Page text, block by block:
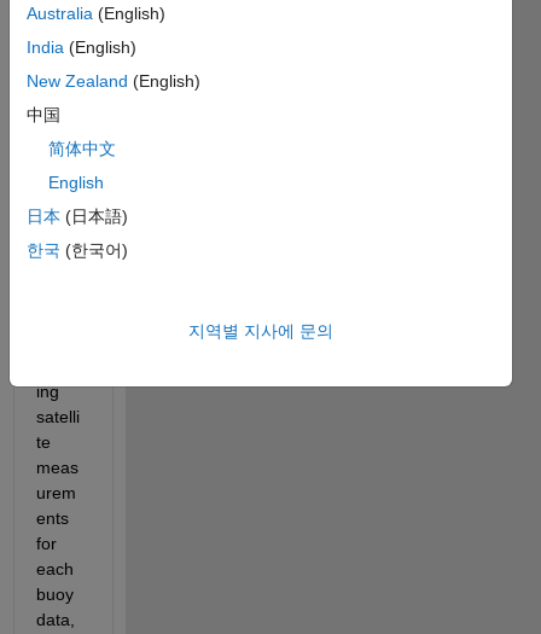
have
buoy
data
set in
variab
le
called
Tb.
ing
satelli
te
meas
urem
ents
for
each
buoy
data,
Australia (English)
India (English)
New Zealand (English)
中国
简体中文
English
日本 (日本語)
한국 (한국어)
지역별 지사에 문의